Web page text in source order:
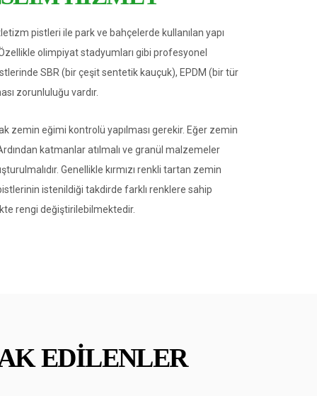
pistleri ile park ve bahçelerde kullanılan yapı
olimpiyat stadyumları gibi profesyonel
SBR (bir çeşit sentetik kauçuk), EPDM (bir tür
zorunluluğu vardır.
zemin eğimi kontrolü yapılması gerekir. Eğer zemin
katmanlar atılmalı ve granül malzemeler
Genellikle kırmızı renkli tartan zemin
istenildiği takdirde farklı renklere sahip
rengi değiştirilebilmektedir.
EDILENLER